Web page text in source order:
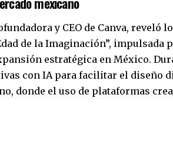
y CEO de Canva, reveló
de la Imaginación”,
estratégica en México.
con IA para facilitar el diseño
donde el uso de plataformas